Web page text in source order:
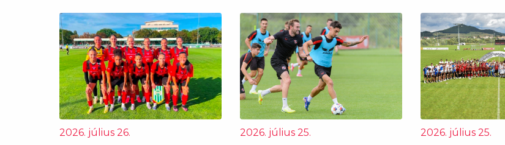
2026. július 26. 2026. július 25. 2026. július 25.